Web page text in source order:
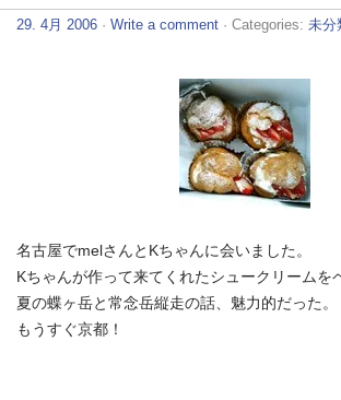
29. 4月 2006 · Write a comment · Categories: 未分
名古屋でmelさんとKちゃんに会いました。
Kちゃんが作って来てくれたシュークリームを
夏の蝶ヶ岳と常念岳縦走の話、魅力的だった。
もうすぐ京都！